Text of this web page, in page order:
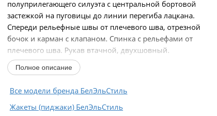
полуприлегающего силуэта с центральной бортовой
застежкой на пуговицы до линии перегиба лацкана.
Спереди рельефные швы от плечевого шва, отрезной
бочок и карман с клапаном. Спинка с рельефами от
плечевого шва. Рукав втачной, двухшовный.
Воротник...
Полное описание
Все модели бренда БелЭльСтиль
Жакеты (пиджаки) БелЭльСтиль